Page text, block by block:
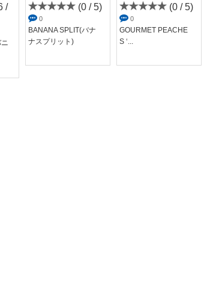
/
(0 / 5)
0
BANANA SPLIT(バナ
ナスプリット)
(0 / 5)
0
GOURMET PEACHE
S ‘...